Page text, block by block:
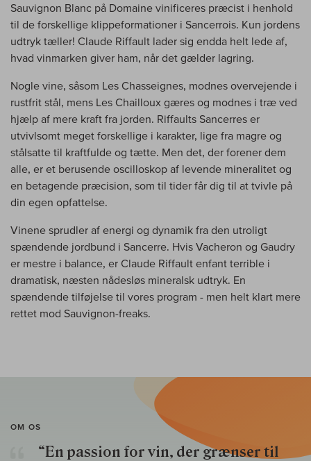
Sauvignon Blanc på Domaine vinificeres præcist i henhold
til de forskellige klippeformationer i Sancerrois. Kun jordens
udtryk tæller! Claude Riffault lader sig endda helt lede af,
hvad vinmarken giver ham, når det gælder lagring.
Nogle vine, såsom Les Chasseignes, modnes overvejende i
rustfrit stål, mens Les Chailloux gæres og modnes i træ ved
hjælp af mere kraft fra jorden. Riffaults Sancerres er
utvivlsomt meget forskellige i karakter, lige fra magre og
stålsatte til kraftfulde og tætte. Men det, der forener dem
alle, er et berusende oscilloskop af levende mineralitet og
en betagende præcision, som til tider får dig til at tvivle på
din egen opfattelse.
Vinene sprudler af energi og dynamik fra den utroligt
spændende jordbund i Sancerre. Hvis Vacheron og Gaudry
er mestre i balance, er Claude Riffault enfant terrible i
dramatisk, næsten nådesløs mineralsk udtryk. En
spændende tilføjelse til vores program - men helt klart mere
rettet mod Sauvignon-freaks.
OM OS
“En passion for vin, der grænser til